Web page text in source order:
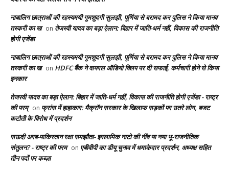
नाबालिग छात्राओं की रहस्यमयी गुमशुदगी सुलझी, पूर्णिया से बरामद कर पुलिस ने किया मानव
तस्करी का ख on तेजस्वी यादव का बड़ा ऐलान: बिहार में जाति-धर्म नहीं, विकास की राजनीति
होगी एजेंडा
नाबालिग छात्राओं की रहस्यमयी गुमशुदगी सुलझी, पूर्णिया से बरामद कर पुलिस ने किया मानव
तस्करी का ख on HDFC बैंक ने वायरल ऑडियो क्लिप पर दी सफाई, कर्मचारी होने से किया
इनकार
तेजस्वी यादव का बड़ा ऐलान: बिहार में जाति-धर्म नहीं, विकास की राजनीति होगी एजेंडा - राष्ट्र
की परम् on फ्रांस में हाहाकार: मैक्रॉन सरकार के खिलाफ सड़कों पर उतरे लोग, बजट
कटौती के विरोध में प्रदर्शन
सऊदी अरब-पाकिस्तान रक्षा समझौता- इस्लामिक नाटो की नींव या नया भू-राजनीतिक
संतुलन? - राष्ट्र की परम on एबीवीपी का डीयू चुनाव में धमाकेदार प्रदर्शन, अध्यक्ष सहित
तीन पदों पर कब्ज़ा